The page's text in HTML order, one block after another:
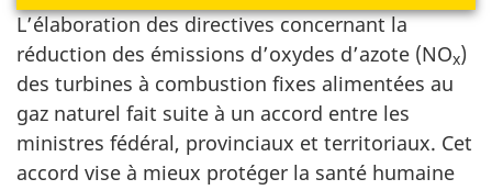
L’élaboration des directives concernant la
réduction des émissions d’oxydes d’azote (NOx)
des turbines à combustion fixes alimentées au
gaz naturel fait suite à un accord entre les
ministres fédéral, provinciaux et territoriaux. Cet
accord vise à mieux protéger la santé humaine